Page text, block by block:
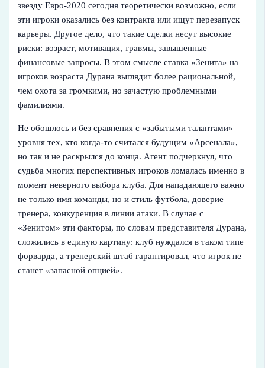
звезду Евро‑2020 сегодня теоретически возможно, если
эти игроки оказались без контракта или ищут перезапуск
карьеры. Другое дело, что такие сделки несут высокие
риски: возраст, мотивация, травмы, завышенные
финансовые запросы. В этом смысле ставка «Зенита» на
игроков возраста Дурана выглядит более рациональной,
чем охота за громкими, но зачастую проблемными
фамилиями.
Не обошлось и без сравнения с «забытыми талантами»
уровня тех, кто когда‑то считался будущим «Арсенала»,
но так и не раскрылся до конца. Агент подчеркнул, что
судьба многих перспективных игроков ломалась именно в
момент неверного выбора клуба. Для нападающего важно
не только имя команды, но и стиль футбола, доверие
тренера, конкуренция в линии атаки. В случае с
«Зенитом» эти факторы, по словам представителя Дурана,
сложились в единую картину: клуб нуждался в таком типе
форварда, а тренерский штаб гарантировал, что игрок не
станет «запасной опцией».